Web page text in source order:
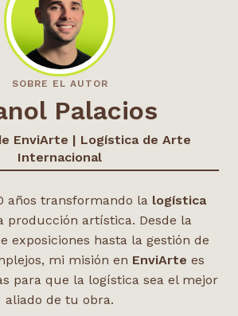
SOBRE EL AUTOR
Palacios
EnviArte | Logística de Arte
Internacional
años transformando la logística
producción artística. Desde la
exposiciones hasta la gestión de
mi misión en EnviArte es
para que la logística sea el mejor
aliado de tu obra.